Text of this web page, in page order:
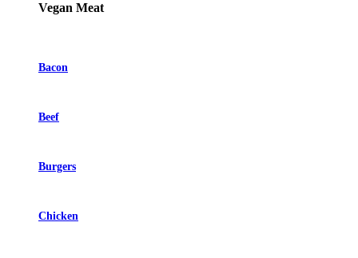
Vegan Meat
Bacon
Beef
Burgers
Chicken